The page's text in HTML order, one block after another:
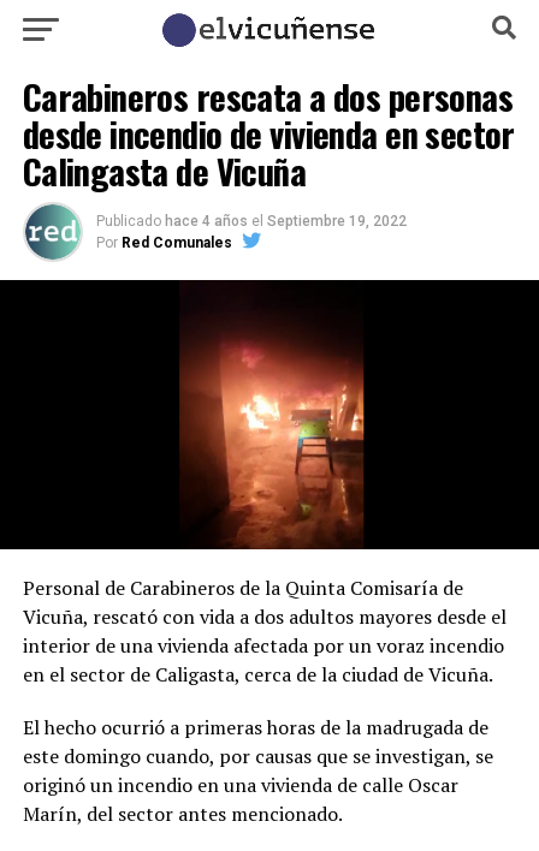
Carabineros rescata a dos personas
desde incendio de vivienda en sector
Calingasta de Vicuña
Publicado hace 4 años el Septiembre 19, 2022
Por Red Comunales
Personal de Carabineros de la Quinta Comisaría de
Vicuña, rescató con vida a dos adultos mayores desde el
interior de una vivienda afectada por un voraz incendio
en el sector de Caligasta, cerca de la ciudad de Vicuña.
El hecho ocurrió a primeras horas de la madrugada de
este domingo cuando, por causas que se investigan, se
originó un incendio en una vivienda de calle Oscar
Marín, del sector antes mencionado.